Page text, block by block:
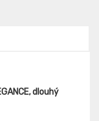
dlouhý